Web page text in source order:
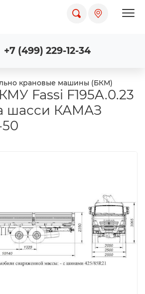
+7 (499) 229-12-34
крановые машины (БКМ)
Fassi F195A.0.23
шасси КАМАЗ
50